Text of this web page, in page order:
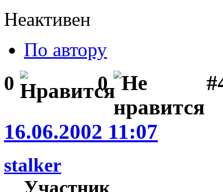
Неактивен
По автору
0 0
16.06.2002 11:07
stalker
Участник